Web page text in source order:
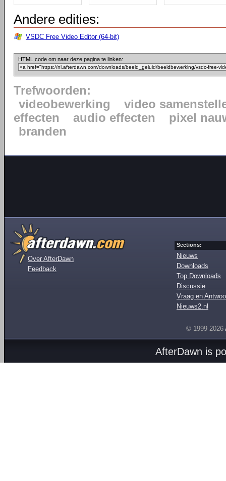
Andere edities:
VSDC Free Video Editor (64-bit)
HTML code om naar deze pagina te linken:
Trefwoorden:
videobewerking
video
effecten
audio effecten
pixel
branden
Over AfterDawn
Feedback
Sections:
Nieuws
Downloads
Top Downloads
Discussie
Vraag en
Nieuws2.nl
© 1999-2026
AfterDawn is